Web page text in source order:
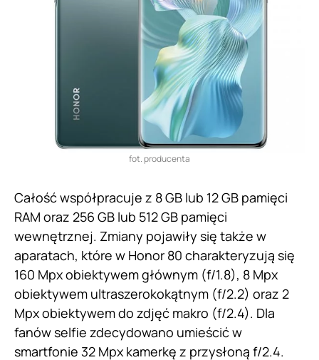
fot. producenta
Całość współpracuje z 8 GB lub 12 GB pamięci
RAM oraz 256 GB lub 512 GB pamięci
wewnętrznej. Zmiany pojawiły się także w
aparatach, które w Honor 80 charakteryzują się
160 Mpx obiektywem głównym (f/1.8), 8 Mpx
obiektywem ultraszerokokątnym (f/2.2) oraz 2
Mpx obiektywem do zdjęć makro (f/2.4). Dla
fanów selfie zdecydowano umieścić w
smartfonie 32 Mpx kamerkę z przysłoną f/2.4.